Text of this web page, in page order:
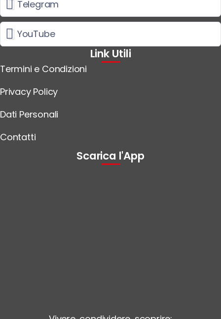
Telegram
YouTube
Link Utili
Termini e Condizioni
Privacy Policy
Dati Personali
Contatti
Scarica l'App